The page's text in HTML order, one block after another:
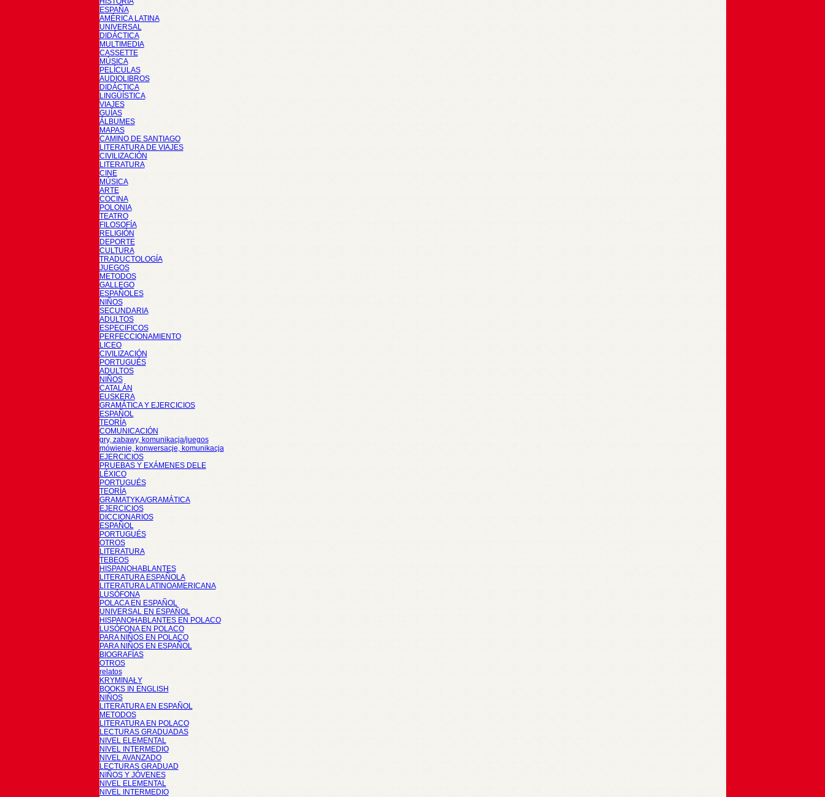
ESPAÑA
AMÉRICA LATINA
UNIVERSAL
DIDÁCTICA
MULTIMEDIA
CASSETTE
MÚSICA
PELÍCULAS
AUDIOLIBROS
DIDÁCTICA
LINGÜÍSTICA
VIAJES
GUÍAS
ÁLBUMES
MAPAS
CAMINO DE SANTIAGO
LITERATURA DE VIAJES
CIVILIZACIÓN
LITERATURA
CINE
MÚSICA
ARTE
COCINA
POLONIA
TEATRO
FILOSOFÍA
RELIGIÓN
DEPORTE
CULTURA
TRADUCTOLOGÍA
JUEGOS
METODOS
GALLEGO
ESPAÑOLES
NIÑOS
SECUNDARIA
ADULTOS
ESPECIFICOS
PERFECCIONAMIENTO
LICEO
CIVILIZACIÓN
PORTUGUÉS
ADULTOS
NIÑOS
CATALÁN
EUSKERA
GRAMÁTICA Y EJERCICIOS
ESPAÑOL
TEORÍA
COMUNICACIÓN
gry, zabawy, komunikacja/juegos
mówienie, konwersacje, komunikacja
EJERCICIOS
PRUEBAS Y EXÁMENES DELE
LÉXICO
PORTUGUÉS
TEORÍA
GRAMATYKA/GRAMÁTICA
EJERCICIOS
DICCIONARIOS
ESPAÑOL
PORTUGUÉS
OTROS
LITERATURA
TEBEOS
HISPANOHABLANTES
LITERATURA ESPAÑOLA
LITERATURA LATINOAMERICANA
LUSÓFONA
POLACA EN ESPAÑOL
UNIVERSAL EN ESPAÑOL
HISPANOHABLANTES EN POLACO
LUSÓFONA EN POLACO
PARA NIÑOS EN POLACO
PARA NIÑOS EN ESPAÑOL
BIOGRAFÍAS
OTROS
relatos
KRYMINAŁY
BOOKS IN ENGLISH
NIÑOS
LITERATURA EN ESPAÑOL
METODOS
LITERATURA EN POLACO
LECTURAS GRADUADAS
NIVEL ELEMENTAL
NIVEL INTERMEDIO
NIVEL AVANZADO
LECTURAS GRADUAD
NIÑOS Y JÓVENES
NIVEL ELEMENTAL
NIVEL INTERMEDIO